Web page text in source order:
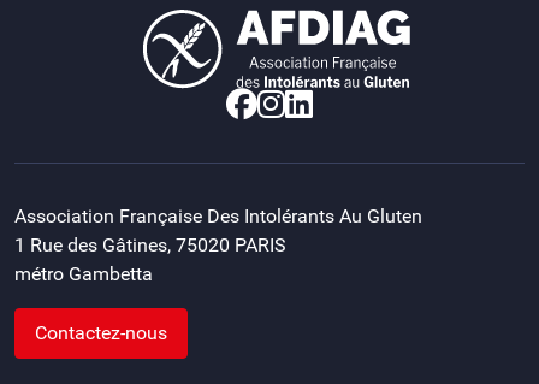
Association Française Des Intolérants Au Gluten
1 Rue des Gâtines, 75020 PARIS
métro Gambetta
Contactez-nous